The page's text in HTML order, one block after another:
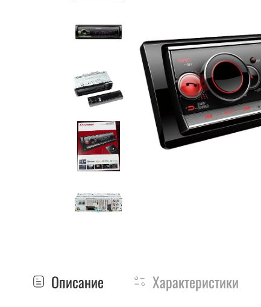
Описание Характеристики